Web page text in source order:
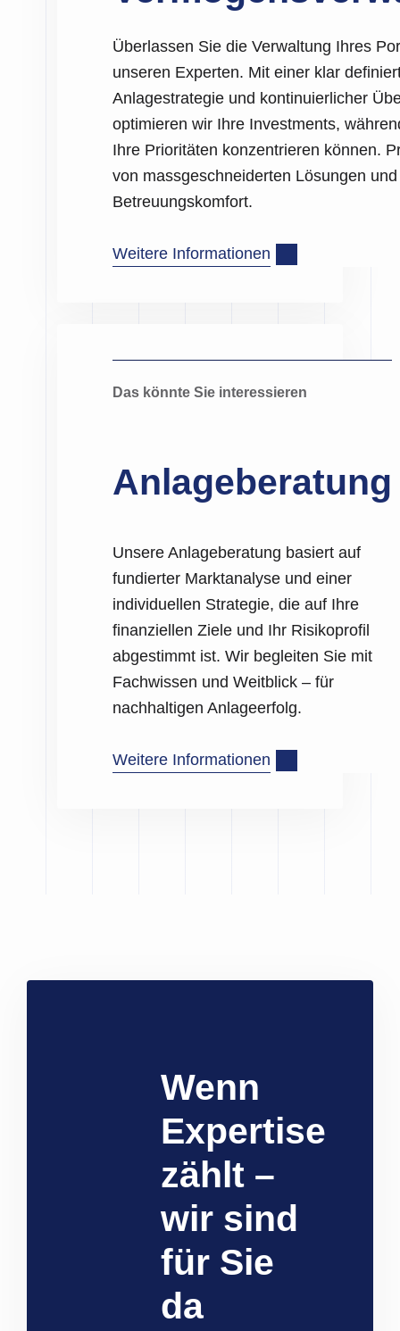
Nicht gefunden
wonach Sie
suchen?
Überlassen Sie die Verwaltung Ihres
unseren Experten. Mit einer klar
Anlagestrategie und kontinuierlicher
optimieren wir Ihre Investments,
Ihre Prioritäten konzentrieren können.
von massgeschneiderten Lösungen
Betreuungskomfort.
Weitere Informationen
Anlageberatung
Unsere Anlageberatung basiert auf
fundierter Marktanalyse und einer
individuellen Strategie, die auf Ihre
finanziellen Ziele und Ihr Risikoprofil
abgestimmt ist. Wir begleiten Sie mit
Fachwissen und Weitblick – für
nachhaltigen Anlageerfolg.
Weitere Informationen
Wenn
Expertise
zählt –
wir sind
für Sie
da